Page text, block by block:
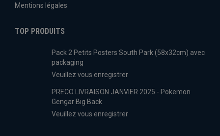
Mentions légales
TOP PRODUITS
Pack 2 Petits Posters South Park (58x32cm) avec
packaging
Veuillez vous enregistrer
PRECO LIVRAISON JANVIER 2025 - Pokemon
Gengar Big Back
Veuillez vous enregistrer